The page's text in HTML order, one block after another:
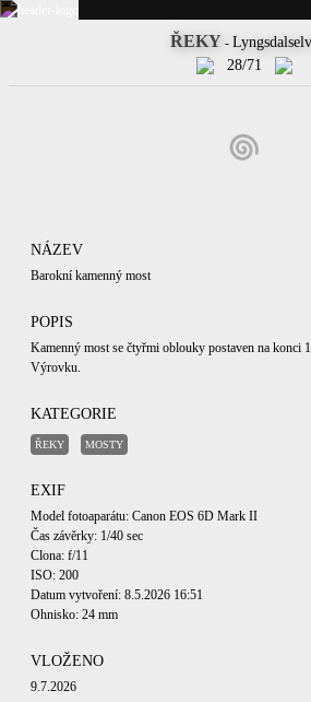
ŘEKY -
28/71
NÁZEV
Barokní kamenný most
POPIS
Kamenný most se čtyřmi oblouky postaven na konci
Výrovku.
KATEGORIE
ŘEKY MOSTY
EXIF
Model fotoaparátu: Canon EOS 6D Mark II
Čas závěrky: 1/40 sec
Clona: f/11
ISO: 200
Datum vytvoření: 8.5.2026 16:51
Ohnisko: 24 mm
VLOŽENO
9.7.2026